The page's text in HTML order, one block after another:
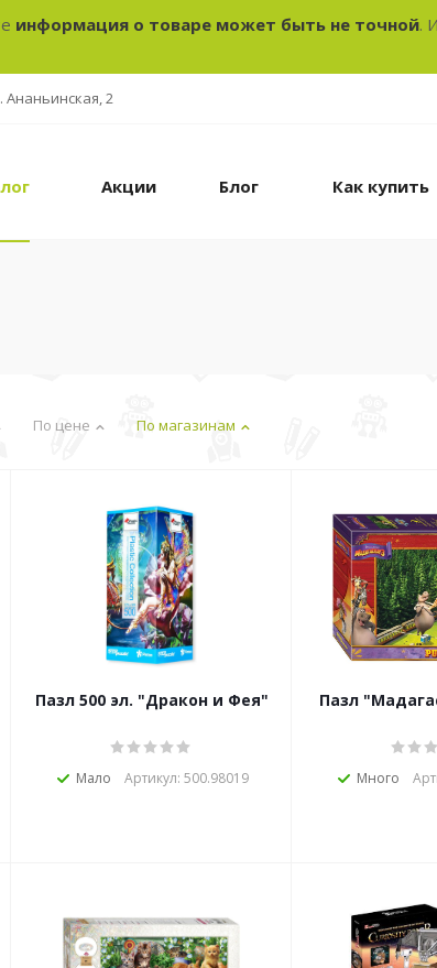
информация о товаре может быть не точной.
Ананьинская, 2
Акции Блог Как купить
По цене По магазинам
Пазл 500 эл. "Дракон и Фея"
Мало Артикул: 500.98019
Пазл
Много